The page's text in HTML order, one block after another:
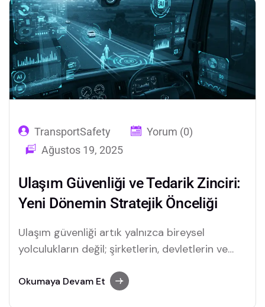
TransportSafety
Yorum (0)
Ağustos 19, 2025
Ulaşım Güvenliği ve Tedarik Zinciri:
Yeni Dönemin Stratejik Önceliği
Ulaşım güvenliği artık yalnızca bireysel
yolculukların değil; şirketlerin, devletlerin ve
yönetmeliği, AI destekli telematics kamera
Okumaya Devam Et